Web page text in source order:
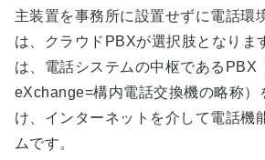
主装置を事務所に設置せずに電話環
は、クラウドPBXが選択肢となりま
は、電話システムの中枢であるPBX
eXchange=構内電話交換機の略称）
け、インターネットを介して電話機
ムです。